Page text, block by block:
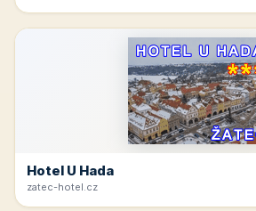
Hotel U Hada
zatec-hotel.cz